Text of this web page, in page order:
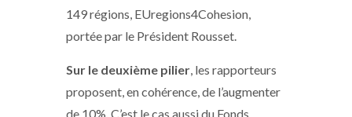
149 régions, EUregions4Cohesion,
portée par le Président Rousset.
Sur le deuxième pilier , les rapporteurs
proposent, en cohérence, de l’augmenter
de 10%. C’est le cas aussi du Fonds